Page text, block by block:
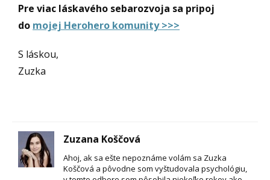
Pre viac láskavého sebarozvoja sa pripoj
do mojej Herohero komunity >>>
S láskou,
Zuzka
Zuzana Koščová
Ahoj, ak sa ešte nepoznáme volám sa Zuzka
Koščová a pôvodne som vyštudovala psychológiu,